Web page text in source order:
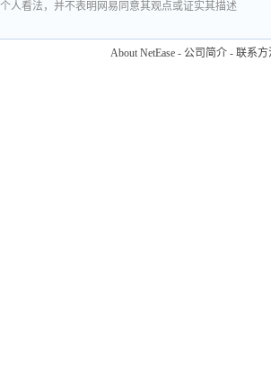
人看法，并不表明网易同意其观点或证实其描述
About NetEase - 公司简介 - 联系方